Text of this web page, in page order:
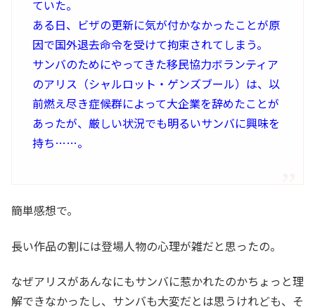
ていた。
ある日、ビザの更新に気が付かなかったことが原
因で国外退去命令を受けて拘束されてしまう。
サンバのためにやってきた移民協力ボランティア
のアリス（シャルロット・ゲンズブール）は、以
前燃え尽き症候群によって大企業を辞めたことが
あったが、厳しい状況でも明るいサンバに興味を
持ち……。
簡単感想で。
長い作品の割には登場人物の心理が雑だと思ったの。
なぜアリスがあんなにもサンバに惹かれたのかちょっと理
解できなかったし、サンバも大変だとは思うけれども、そ